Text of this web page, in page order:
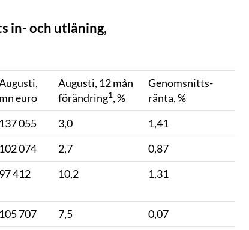
in- och utlåning,
mn euro
Augusti, 12 mån
förändring1, %
Genomsnitts-
ränta, %
137 055 3,0
1,41
102 074 2,7
0,87
97 412 10,2 1,31
105 707 7,5
0,07